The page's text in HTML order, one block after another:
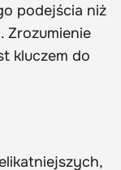
podejścia niż
Zrozumienie
kluczem do